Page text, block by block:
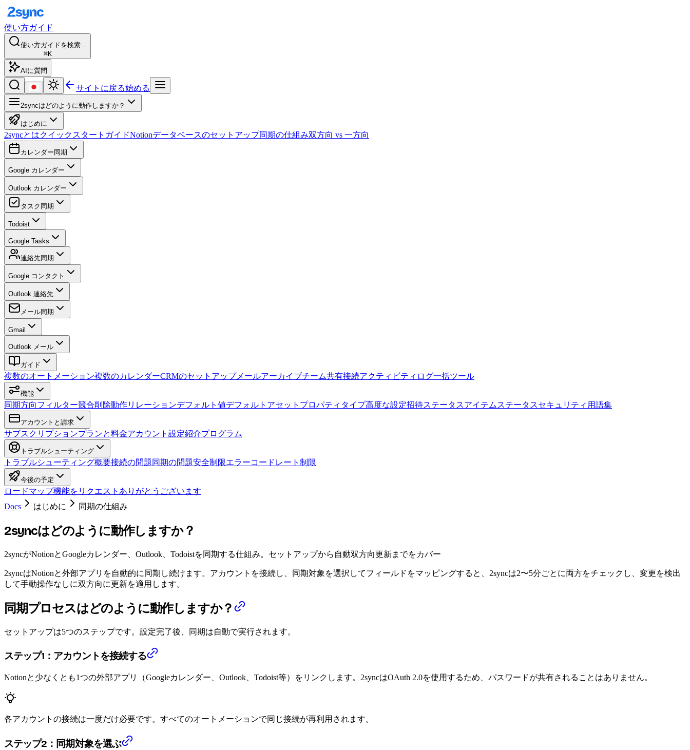
使い方ガイド
使い方ガイドを検索...
⌘K
AIに質問
サイトに戻る始める
2syncはどのように動作しますか？
はじめに
2syncとはクイックスタートガイドNotionデータベースのセットアップ同期の仕組み双方向 vs 一方向
カレンダー同期
Google カレンダー
Outlook カレンダー
タスク同期
Todoist
Google Tasks
連絡先同期
Google コンタクト
Outlook 連絡先
メール同期
Gmail
Outlook メール
ガイド
複数のオートメーション複数のカレンダーCRMのセットアップメールアーカイブチーム共有接続アクティビティログ一括ツール
機能
同期方向フィルター競合削除動作リレーションデフォルト値デフォルトアセット プロパティタイプ高度な設定招待ステータスアイテムステータスセキュリティ 用語集
アカウントと請求
サブスクリプションプランと料金アカウント設定紹介プログラム
トラブルシューティング
トラブルシューティング概要接続の問題 同期の問題安全制限エラーコード レート制限
今後の予定
ロードマップ機能をリクエスト ありがとうございます
Docs
はじめに 同期の仕組み
2syncはどのように動作しますか？
2syncがNotionとGoogleカレンダー、Outlook、Todoistを同期する仕組み。セットアップから自動双方向更新までをカバー
2syncはNotionと外部アプリを自動的に同期し続けます。アカウントを接続し、同期対象を選択してフィールドをマッピングすると、2syncは2〜5分ごとに両方をチェックし、変更を検出
して手動操作なしに双方向に更新を適用します。
同期プロセスはどのように動作しますか？
セットアップは5つのステップです。設定完了後、同期は自動で実行されます。
ステップ1：アカウントを接続する
Notionと少なくとも1つの外部アプリ（Googleカレンダー、Outlook、Todoist等）をリンクします。2syncはOAuth 2.0を使用するため、パスワードが共有されることはありません。
各アカウントの接続は一度だけ必要です。すべてのオートメーションで同じ接続が再利用されます。
ステップ2：同期対象を選ぶ